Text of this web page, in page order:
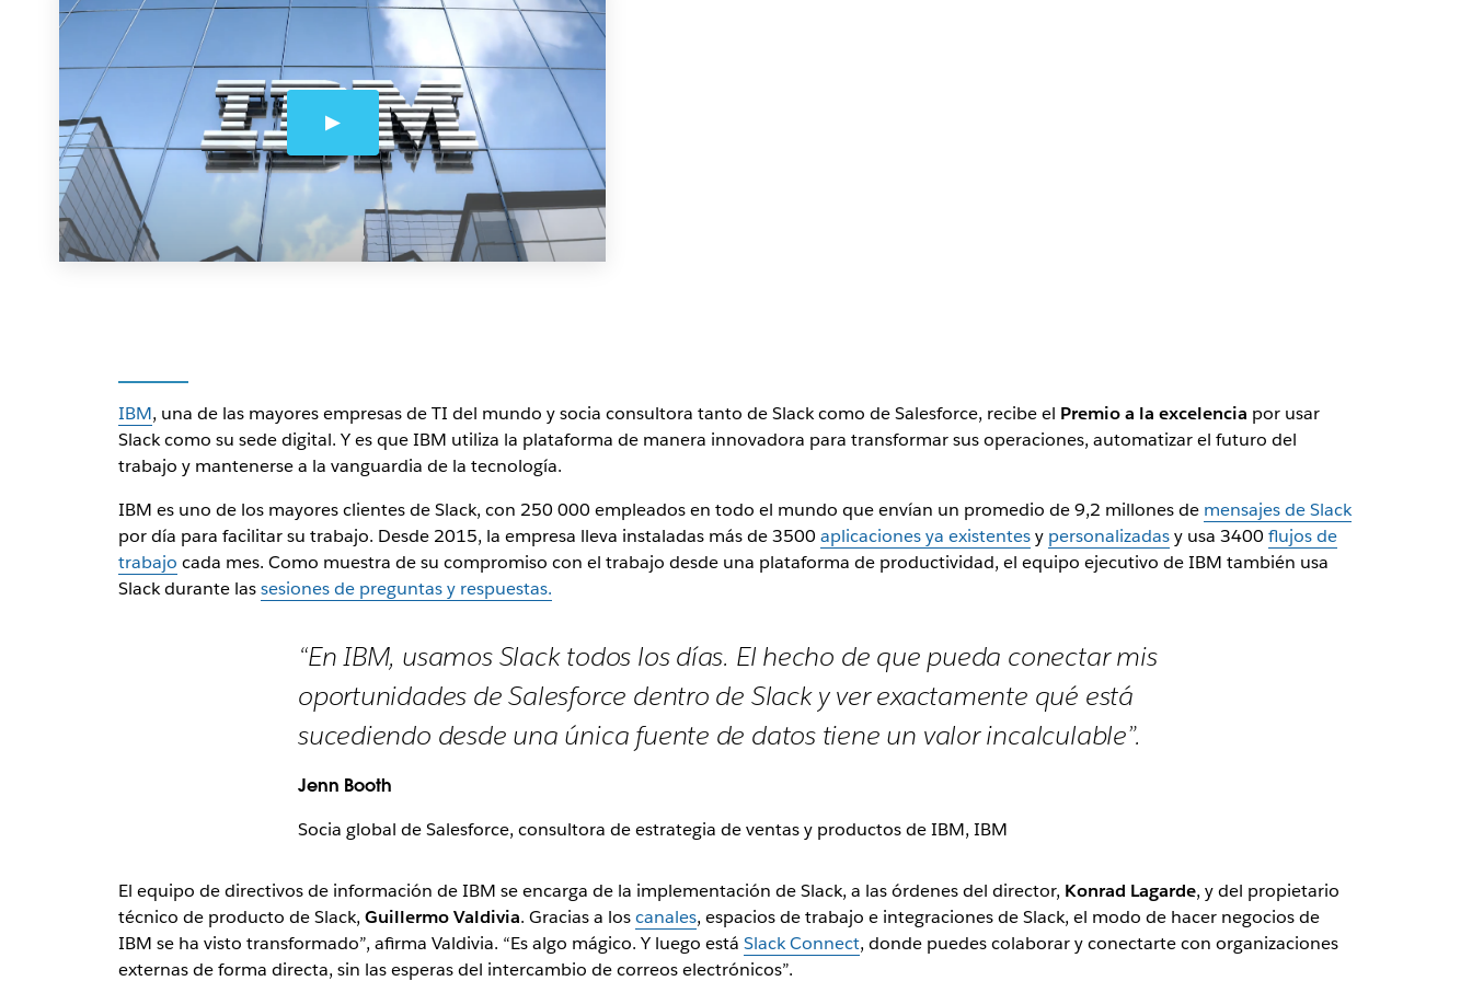
IBM, una de las mayores empresas de TI del mundo y socia consultora tanto de Slack como de Salesforce, recibe el Premio a la excelencia por usar
Slack como su sede digital. Y es que IBM utiliza la plataforma de manera innovadora para transformar sus operaciones, automatizar el futuro del
trabajo y mantenerse a la vanguardia de la tecnología.
IBM es uno de los mayores clientes de Slack, con 250 000 empleados en todo el mundo que envían un promedio de 9,2 millones de mensajes de Slack
por día para facilitar su trabajo. Desde 2015, la empresa lleva instaladas más de 3500 aplicaciones ya existentesy personalizadasy usa 3400 flujos de
trabajo cada mes. Como muestra de su compromiso con el trabajo desde una plataforma de productividad, el equipo ejecutivo de IBM también usa
Slack durante lassesiones de preguntas y respuestas.
“En IBM, usamos Slack todos los días. El hecho de que pueda conectar mis
oportunidades de Salesforce dentro de Slack y ver exactamente qué está
sucediendo desde una única fuente de datos tiene un valor incalculable”.
Jenn Booth
Socia global de Salesforce, consultora de estrategia de ventas y productos de IBM, IBM
El equipo de directivos de información de IBM se encarga de la implementación de Slack, a las órdenes del director, Konrad Lagarde, y del propietario
técnico de producto de Slack, Guillermo Valdivia. Gracias a loscanales, espacios de trabajo e integraciones de Slack, el modo de hacer negocios de
IBM se ha visto transformado”, afirma Valdivia. “Es algo mágico. Y luego está Slack Connect, donde puedes colaborar y conectarte con organizaciones
externas de forma directa, sin las esperas del intercambio de correos electrónicos”.